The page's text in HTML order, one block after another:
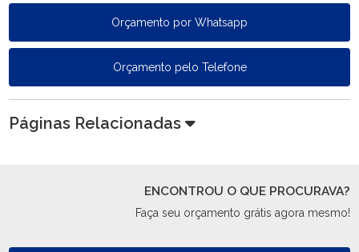
Orçamento por Whatsapp
Orçamento pelo Telefone
Páginas Relacionadas
ENCONTROU O QUE PROCURAVA?
Faça seu orçamento grátis agora mesmo!